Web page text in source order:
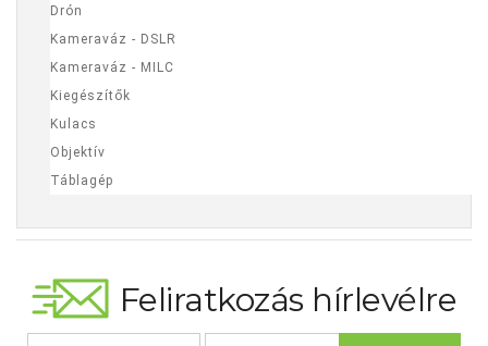
Drón
Kameraváz - DSLR
Kameraváz - MILC
Kiegészítők
Kulacs
Objektív
Táblagép
Feliratkozás hírlevélre